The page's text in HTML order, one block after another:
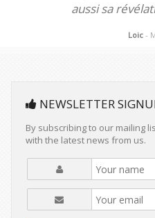
aussi sa
Loic -
NEWSLETTER
By subscribing to our mailing
with the latest news from us.